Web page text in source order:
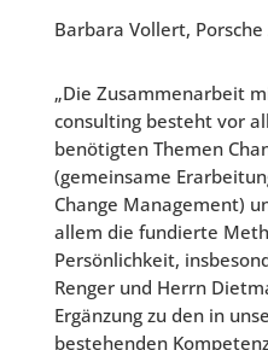
Barbara Vollert, Porsche
„Die Zusammenarbeit
consulting besteht vor
benötigten Themen
(gemeinsame
Change Management)
allem die fundierte
Persönlichkeit,
Renger und Herrn
Ergänzung zu den in
bestehenden